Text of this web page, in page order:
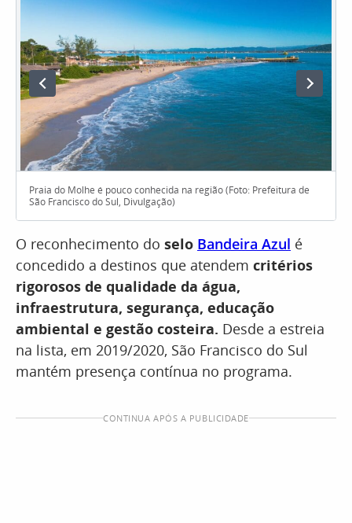
Praia do Molhe é pouco conhecida na região (Foto: Prefeitura de
São Francisco do Sul, Divulgação)
O reconhecimento do selo Bandeira Azul é
concedido a destinos que atendem critérios
rigorosos de qualidade da água,
infraestrutura, segurança, educação
ambiental e gestão costeira. Desde a estreia
na lista, em 2019/2020, São Francisco do Sul
mantém presença contínua no programa.
CONTINUA APÓS A PUBLICIDADE